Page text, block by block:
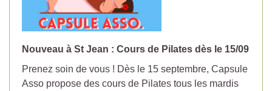
Nouveau à St Jean : Cours de Pilates dès le 15/09
Prenez soin de vous ! Dès le 15 septembre, Capsule
Asso propose des cours de Pilates tous les mardis